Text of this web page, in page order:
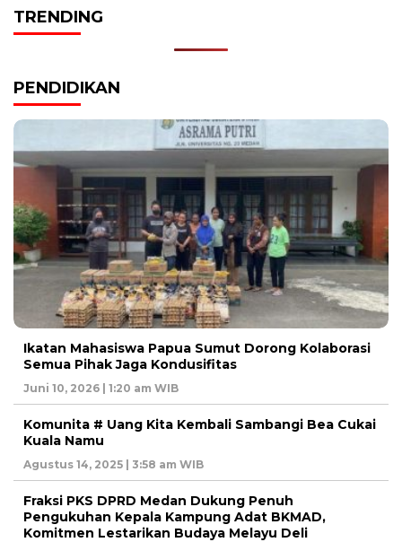
TRENDING
PENDIDIKAN
Ikatan Mahasiswa Papua Sumut Dorong Kolaborasi
Semua Pihak Jaga Kondusifitas
Juni 10, 2026 | 1:20 am WIB
Komunita # Uang Kita Kembali Sambangi Bea Cukai
Kuala Namu
Agustus 14, 2025 | 3:58 am WIB
Fraksi PKS DPRD Medan Dukung Penuh
Pengukuhan Kepala Kampung Adat BKMAD,
Komitmen Lestarikan Budaya Melayu Deli